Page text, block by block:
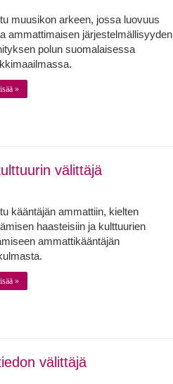
muusikon arkeen, jossa luovuus
ammattimaisen järjestelmällisyyden
polun suomalaisessa
»
välittäjä
kääntäjän ammattiin, kielten
haasteisiin ja kulttuurien
ammattikääntäjän
»
välittäjä